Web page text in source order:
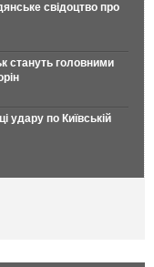
свідоцтво про
стануть головними
удару по Київській